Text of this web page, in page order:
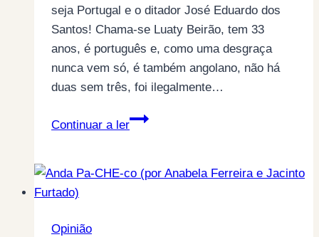
seja Portugal e o ditador José Eduardo dos
Santos! Chama-se Luaty Beirão, tem 33
anos, é português e, como uma desgraça
nunca vem só, é também angolano, não há
duas sem três, foi ilegalmente…
Continuar a ler
Portugueses
Portugal
Opinião